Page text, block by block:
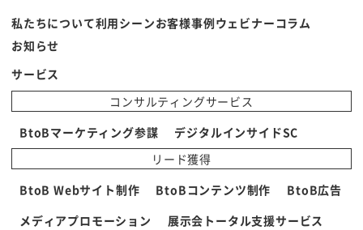
私たちについて利用シーンお客様事例ウェビナー コラム
お知らせ
サービス
コンサルティングサービス
BtoBマーケティング参謀
デジタルインサイドSC
リード獲得
BtoB Webサイト制作
BtoBコンテンツ制作
BtoB広告
メディアプロモーション
展示会トータル支援サービス